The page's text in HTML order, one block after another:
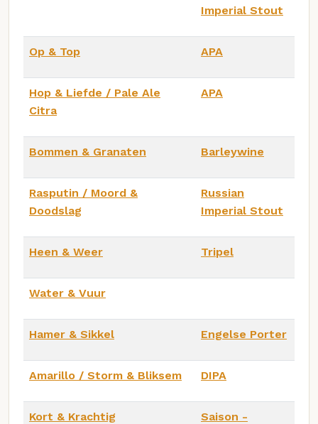
Imperial Stout
Op & Top APA
Hop & Liefde / Pale Ale
Citra
APA
Bommen & Granaten Barleywine
Rasputin / Moord &
Doodslag
Russian
Imperial Stout
Heen & Weer Tripel
Water & Vuur
Hamer & Sikkel Engelse Porter
Amarillo / Storm & Bliksem DIPA
Kort & Krachtig
Saison -